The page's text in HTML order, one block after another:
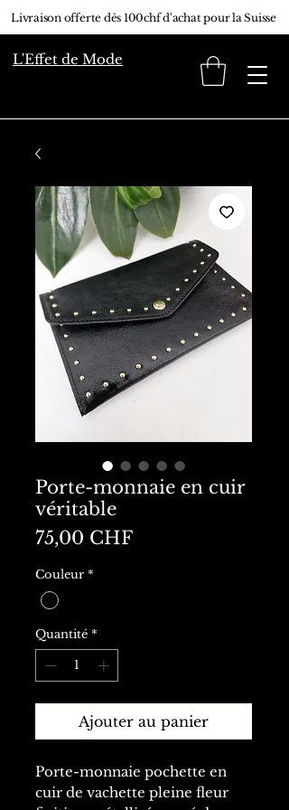
Livraison offerte dès 100chf d'achat pour la Suisse
L'Effet de Mode
Porte-monnaie en cuir
véritable
75,00 CHFPrix
Couleur *
Quantité *
Ajouter au panier
Porte-monnaie pochette en
cuir de vachette pleine fleur